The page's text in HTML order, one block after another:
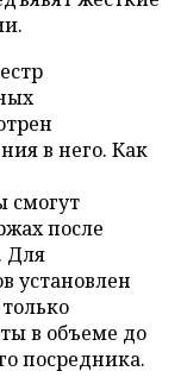
в него. Как
смогут
после
Для
установлен
в объеме до
посредника.